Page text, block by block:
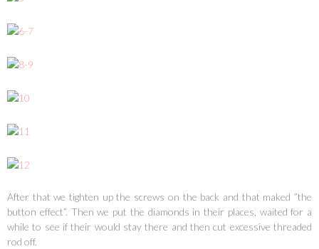
After that we tighten up the screws on the back and that maked ”the
button effect”. Then we put the diamonds in their places, waited for a
while to see if their would stay there and then cut excessive threaded
rod off.